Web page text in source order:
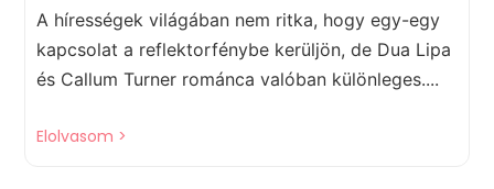
A hírességek világában nem ritka, hogy egy-egy
kapcsolat a reflektorfénybe kerüljön, de Dua Lipa
és Callum Turner románca valóban különleges....
Elolvasom >